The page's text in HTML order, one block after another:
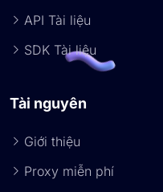
API Tài liệu
SDK Tài liệu
Tài nguyên
Giới thiệu
Proxy miễn phí